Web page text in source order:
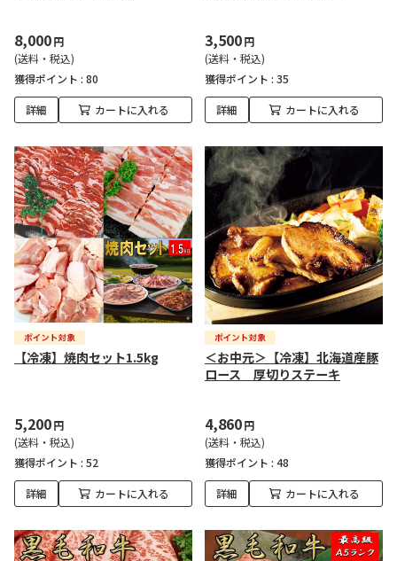
8,000円
(送料・税込)
獲得ポイント : 80
詳細 カートに入れる
3,500円
(送料・税込)
獲得ポイント : 35
詳細 カートに入れる
【冷凍】焼肉セット1.5kg
5,200円
(送料・税込)
獲得ポイント : 52
詳細 カートに入れる
＜お中元＞【冷凍】北海道産豚
ロース 厚切りステーキ
4,860円
(送料・税込)
獲得ポイント : 48
詳細 カートに入れる